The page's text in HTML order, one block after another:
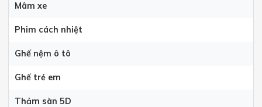
Mâm xe
Phim cách nhiệt
Ghế nệm ô tô
Ghế trẻ em
Thảm sàn 5D